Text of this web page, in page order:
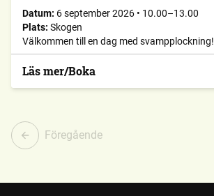
Datum: 6 september 2026 • 10.00–13.00
Plats: Skogen
Välkommen till en dag med svampplockning!
Läs mer/Boka
Föregående